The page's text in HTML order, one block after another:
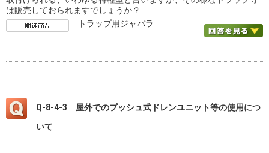
は販売しておられますでしょうか？
トラップ用ジャバラ
Q-8-4-3 屋外でのプッシュ式ドレンユニット等の使用につ
いて